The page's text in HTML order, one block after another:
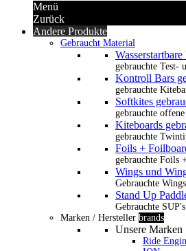
Menü
Zurück
Andere Produkte
Gebraucht Material
gebrauchte Test-
Kontroll Bars
gebrauchte
Softkites
gebrauchte
Kiteboards
gebrauchte
Foils +
gebrauchte Foils
Wings und
Gebrauchte
Stand Up
Gebrauchte
Marken / Hersteller brands
Unsere Marken
Ride